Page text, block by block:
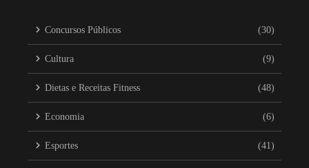
Concursos Públicos (30)
Cultura (9)
Dietas e Receitas Fitness (48)
Economia (6)
Esportes (41)